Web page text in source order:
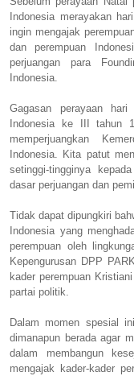
Indonesia merayakan
ingin mengajak
dan perempuan
perjuangan para
Indonesia.
Gagasan perayaan
Indonesia ke III tahun
memperjuangkan
Indonesia. Kita patut
setinggi-tingginya
dasar perjuangan dan
Tidak dapat dipungkiri
Indonesia yang
perempuan oleh
Kepengurusan DPP
kader perempuan
partai politik.
Dalam momen spesial
dimanapun berada agar
dalam membangun
mengajak kader-kader